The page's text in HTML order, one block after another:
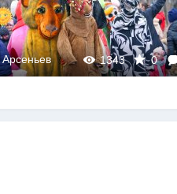
1319 0
Арсеньев